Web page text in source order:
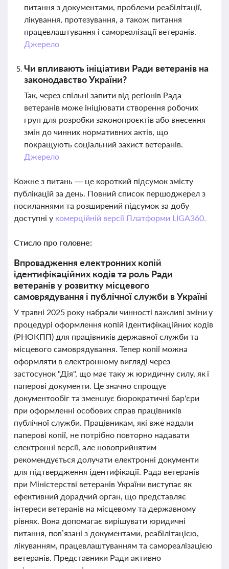
питання з документами, проблеми реабілітації,
лікування, протезування, а також питання
працевлаштування і самореалізації ветеранів.
Джерело
Чи впливають ініціативи Ради ветеранів на
законодавство України?
Так, через спільні запити від регіонів Рада
ветеранів може ініціювати створення робочих
груп для розробки законопроєктів або внесення
змін до чинних нормативних актів, що
покращують соціальний захист ветеранів.
Джерело
Кожне з питань — це короткий підсумок змісту
публікацій за день. Повний список першоджерел з
посиланнями та розширений підсумок за добу
доступні у комерційній версії Платформи LIGA360.
Стисло про головне:
Впровадження електронних копій
ідентифікаційних кодів та роль Ради
ветеранів у розвитку місцевого
самоврядування і публічної служби в Україні
У травні 2025 року набрали чинності важливі зміни у
процедурі оформлення копій ідентифікаційних кодів
(РНОКПП) для працівників державної служби та
місцевого самоврядування. Тепер копії можна
оформляти в електронному вигляді через
застосунок "Дія", що має таку ж юридичну силу, як і
паперові документи. Це значно спрощує
документообіг та зменшує бюрократичні бар'єри
при оформленні особових справ працівників
публічної служби. Працівникам, які вже надали
паперові копії, не потрібно повторно надавати
електронні версії, але новоприйнятим
рекомендується долучати електронні документи
для підтвердження ідентифікації. Рада ветеранів
при Міністерстві ветеранів України виступає як
ефективний дорадчий орган, що представляє
інтереси ветеранів на місцевому та державному
рівнях. Вона допомагає вирішувати юридичні
питання, пов’язані з документами, реабілітацією,
лікуванням, працевлаштуванням та самореалізацією
ветеранів. Представники Ради активно